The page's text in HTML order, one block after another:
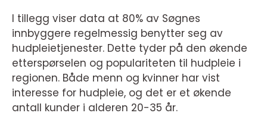
I tillegg viser data at 80% av Søgnes
innbyggere regelmessig benytter seg av
hudpleietjenester. Dette tyder på den økende
etterspørselen og populariteten til hudpleie i
regionen. Både menn og kvinner har vist
interesse for hudpleie, og det er et økende
antall kunder i alderen 20-35 år.